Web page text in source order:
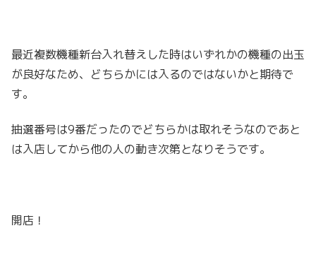
最近複数機種新台入れ替えした時はいずれかの機種の出玉
が良好なため、どちらかには入るのではないかと期待で
す。
抽選番号は9番だったのでどちらかは取れそうなのであと
は入店してから他の人の動き次第となりそうです。
開店！